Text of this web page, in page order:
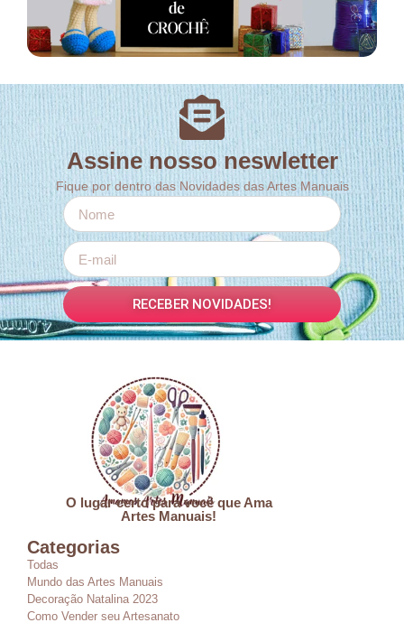
Assine nosso neswletter
Fique por dentro das Novidades das Artes Manuais
RECEBER NOVIDADES!
O lugar certo para você que Ama
Artes Manuais!
Categorias
Todas
Mundo das Artes Manuais
Decoração Natalina 2023
Como Vender seu Artesanato